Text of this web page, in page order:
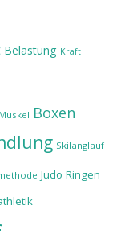
Belastung Kraft
Muskel Boxen
Skilanglauf
Judo Ringen